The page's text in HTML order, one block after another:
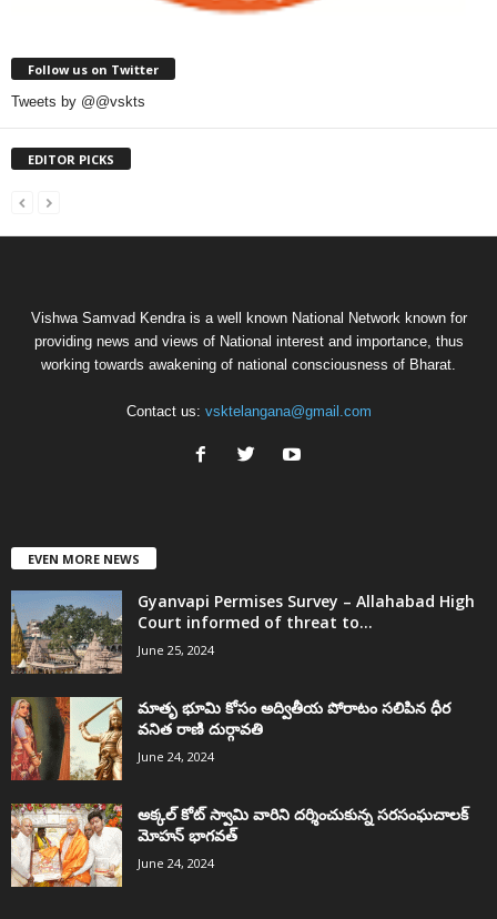
Follow us on Twitter
Tweets by @@vskts
EDITOR PICKS
Vishwa Samvad Kendra is a well known National Network known for
providing news and views of National interest and importance, thus
working towards awakening of national consciousness of Bharat.
Contact us: vsktelangana@gmail.com
EVEN MORE NEWS
Gyanvapi Permises Survey – Allahabad High
Court informed of threat to...
June 25, 2024
మాతృ భూమి కోసం అద్వితీయ పోరాటం సలిపిన ధీర
వనిత రాణి దుర్గావతి
June 24, 2024
అక్కల్‌ కోట్‌ స్వామి వారిని దర్శించుకున్న సరసంఘచాలక్
మోహన్ భాగవత్
June 24, 2024